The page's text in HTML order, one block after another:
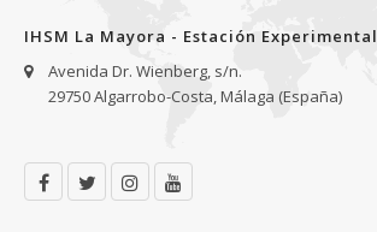
IHSM La Mayora - Estación Experimental
Avenida Dr. Wienberg, s/n.
29750 Algarrobo-Costa, Málaga (España)